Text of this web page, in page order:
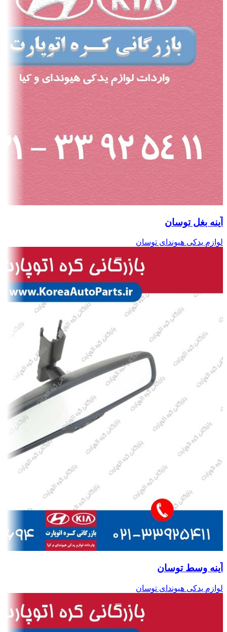
آینه بغل توسان
لوازم یدکی هیوندای توسان
آینه وسط توسان
لوازم یدکی هیوندای توسان